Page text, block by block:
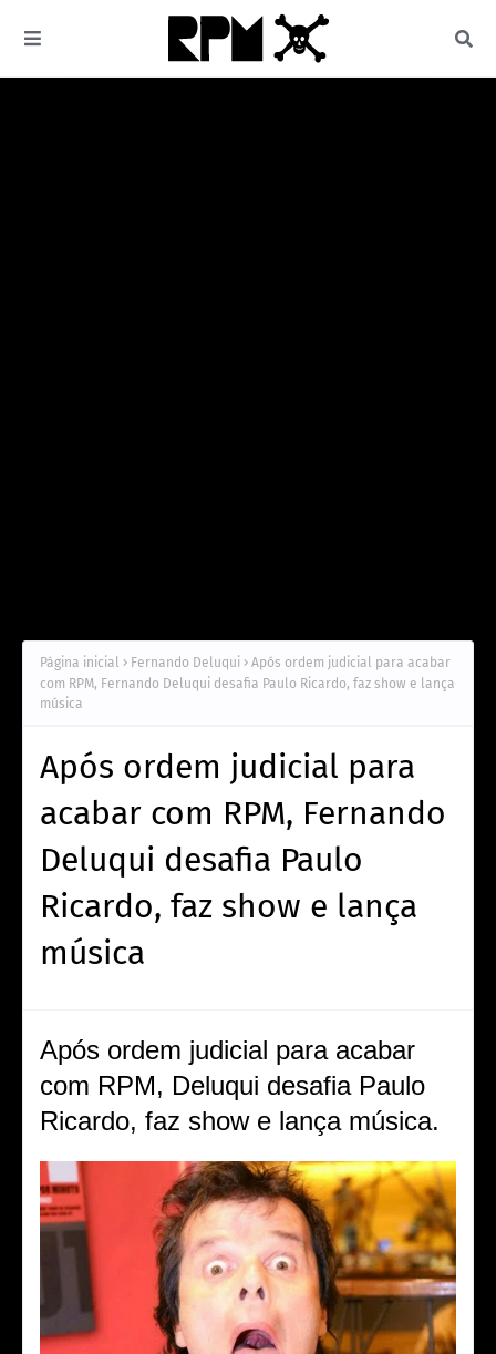
Página inicial Fernando Deluqui
Após ordem judicial para acabar
com RPM, Fernando Deluqui desafia Paulo Ricardo, faz show e lança
música
Após ordem judicial para
acabar com RPM, Fernando
Deluqui desafia Paulo
Ricardo, faz show e lança
música
Após ordem judicial para acabar
com RPM, Deluqui desafia Paulo
Ricardo, faz show e lança música.